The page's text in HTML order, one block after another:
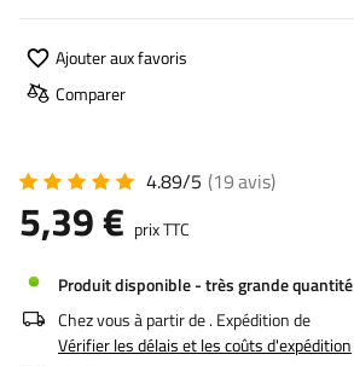
Ajouter aux favoris
Comparer
4.89/5 (19avis)
5,39 € prix TTC
Produit disponible - très grande quantité
Chez vous à partir de. Expédition de
Vérifier les délais et les coûts d'expédition